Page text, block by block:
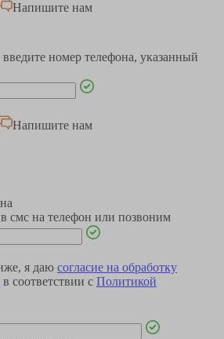
Напишите нам
номер телефона, указанный
Напишите нам
смс на телефон или позвоним
я даю согласие на обработку
в соответствии с Политикой